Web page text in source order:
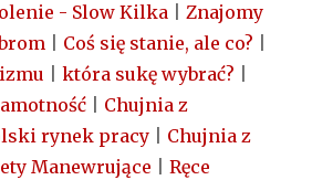
- Slow Kilka
Znajomy
Coś się stanie, ale co?
która sukę wybrać?
Chujnia z
rynek pracy
Chujnia z
Manewrujące
Ręce